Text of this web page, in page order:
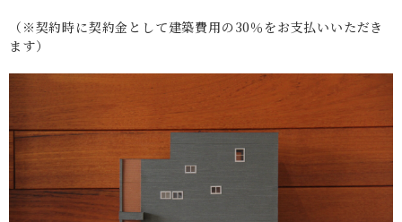
（※契約時に契約金として建築費用の30％をお支払いいただき
ます）